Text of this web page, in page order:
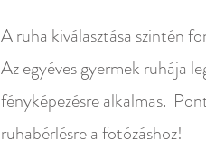
A ruha kiválasztása szintén
Az egyéves gyermek ruhája
fényképezésre alkalmas.
ruhabérlésre a fotózáshoz!